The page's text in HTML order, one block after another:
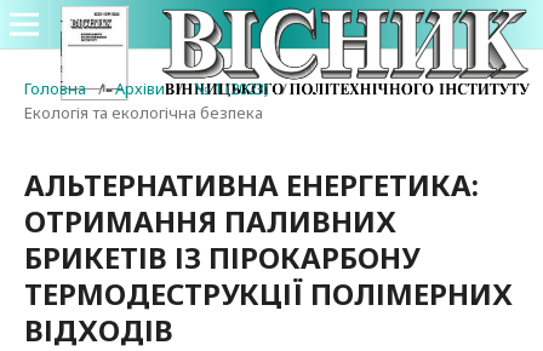
Головна / Архіви / № 1 (2023) /
Екологія та екологічна безпека
АЛЬТЕРНАТИВНА ЕНЕРГЕТИКА:
ОТРИМАННЯ ПАЛИВНИХ
БРИКЕТІВ ІЗ ПІРОКАРБОНУ
ТЕРМОДЕСТРУКЦІЇ ПОЛІМЕРНИХ
ВІДХОДІВ